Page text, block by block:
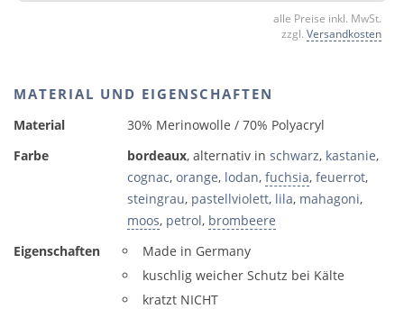
alle Preise inkl. MwSt.
zzgl. Versandkosten
MATERIAL UND EIGENSCHAFTEN
Material
30% Merinowolle / 70% Polyacryl
Farbe
bordeaux, alternativ in schwarz, kastanie,
cognac, orange, lodan, fuchsia, feuerrot,
steingrau, pastellviolett, lila, mahagoni,
moos, petrol, brombeere
Eigenschaften
Made in Germany
kuschlig weicher Schutz bei Kälte
kratzt NICHT